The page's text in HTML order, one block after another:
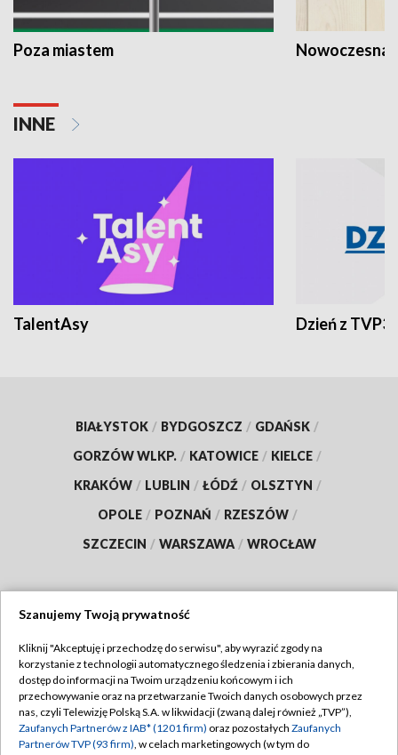
Poza miastem Nowoczesna
INNE
TalentAsy Dzień z TVP3
BIAŁYSTOK / BYDGOSZCZ / GDAŃSK /
GORZÓW WLKP. / KATOWICE / KIELCE /
KRAKÓW / LUBLIN / ŁÓDŹ / OLSZTYN /
OPOLE / POZNAŃ / RZESZÓW /
SZCZECIN / WARSZAWA / WROCŁAW
TVP
Abonament TVP
Emisja w TVP
Regulamin TVP
Polityka prywatności
Szanujemy Twoją prywatność
Kliknij "Akceptuję i przechodzę do serwisu", aby wyrazić zgody na
korzystanie z technologii automatycznego śledzenia i zbierania danych,
dostęp do informacji na Twoim urządzeniu końcowym i ich
przechowywanie oraz na przetwarzanie Twoich danych osobowych przez
nas, czyli Telewizję Polską S.A. w likwidacji (zwaną dalej również „TVP”),
Zaufanych Partnerów z IAB* (1201 firm) oraz pozostałych Zaufanych
Partnerów TVP (93 firm), w celach marketingowych (w tym do